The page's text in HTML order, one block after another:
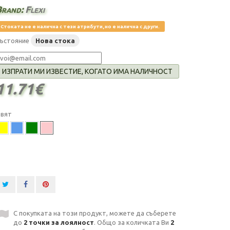
Flexi
Стоката не е налична с тези атрибути, но е налична с други.
Нова стока
ИЗПРАТИ МИ ИЗВЕСТИЕ, КОГАТО ИМА НАЛИЧНОСТ
С покупката на този продукт, можете да съберете
до 2 точки за лоялност. Общо за количката Ви 2